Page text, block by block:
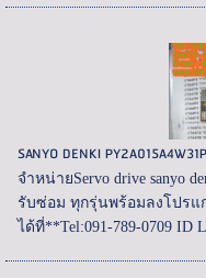
SANYO DENKI
จำหน่ายServo drive sanyo
รับซ่อม ทุกรุ่นพร้อมลงโปร
ได้ที่**Tel:091-789-0709 ID